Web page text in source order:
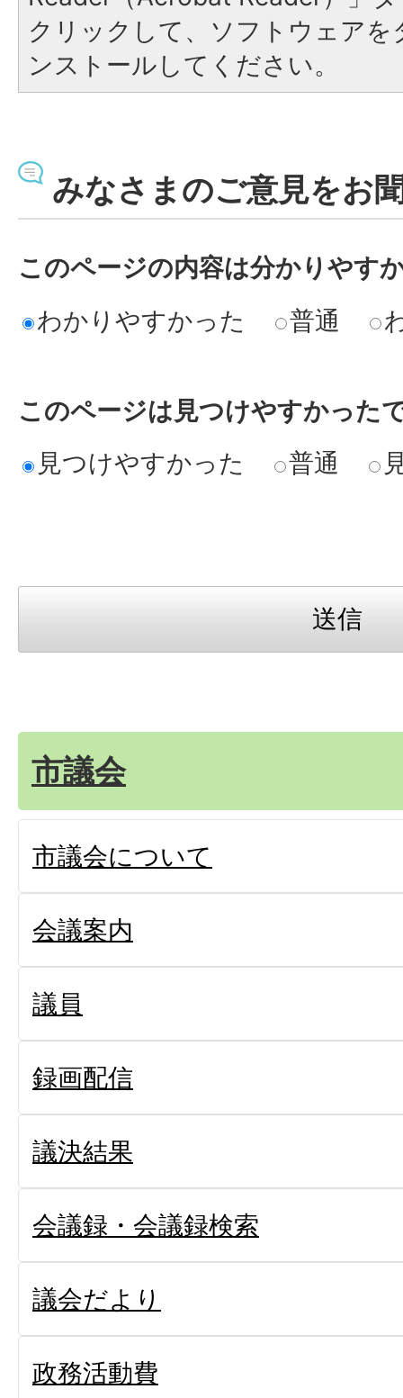
クリックして、ソフトウェア
ンストールしてください。
みなさまのご意見をお
このページの内容は分かりやす
わかりやすかった
普通
このページは見つけやすかった
見つけやすかった
普通
市議会
市議会について
会議案内
議員
録画配信
議決結果
会議録・会議録検索
議会だより
政務活動費